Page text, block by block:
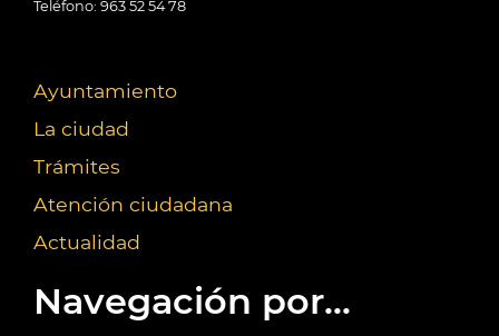
Teléfono: 963 52 54 78
Ayuntamiento
La ciudad
Trámites
Atención ciudadana
Actualidad
Navegación por...